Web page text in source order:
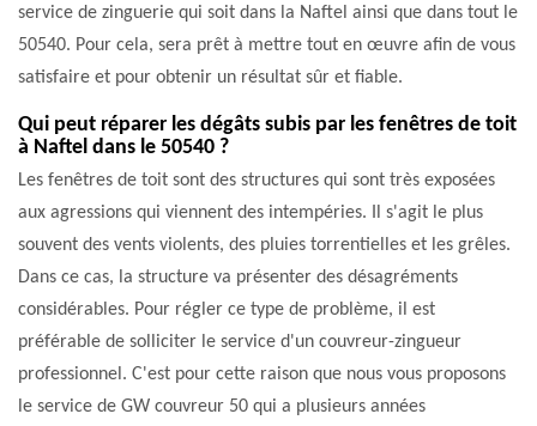
service de zinguerie qui soit dans la Naftel ainsi que dans tout le
50540. Pour cela, sera prêt à mettre tout en œuvre afin de vous
satisfaire et pour obtenir un résultat sûr et fiable.
Qui peut réparer les dégâts subis par les fenêtres de toit
à Naftel dans le 50540 ?
Les fenêtres de toit sont des structures qui sont très exposées
aux agressions qui viennent des intempéries. Il s'agit le plus
souvent des vents violents, des pluies torrentielles et les grêles.
Dans ce cas, la structure va présenter des désagréments
considérables. Pour régler ce type de problème, il est
préférable de solliciter le service d'un couvreur-zingueur
professionnel. C'est pour cette raison que nous vous proposons
le service de GW couvreur 50 qui a plusieurs années